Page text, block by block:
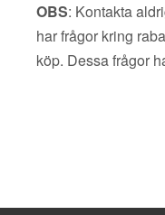
OBS: Kontakta
har frågor kring
köp. Dessa frågor